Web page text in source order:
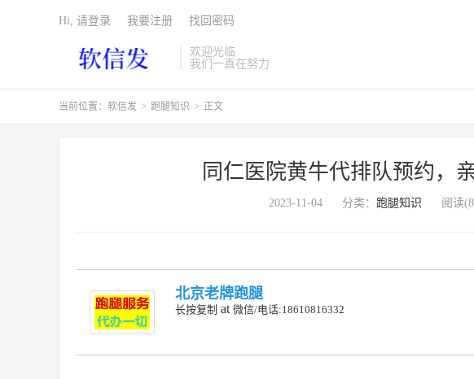
欢迎光临
我们一直在努力
Hi, 请登录 我要注册 找回密码
当前位置： 软信发 > 跑腿知识 > 正文
同仁医院黄牛代排队预约，
2023-11-04 分类： 跑腿知识 阅读
北京老牌跑腿
长按复制 at 微信/电话:18610816332